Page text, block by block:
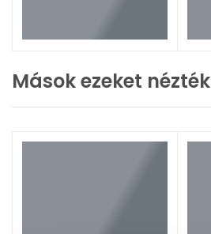
Mások ezeket nézték